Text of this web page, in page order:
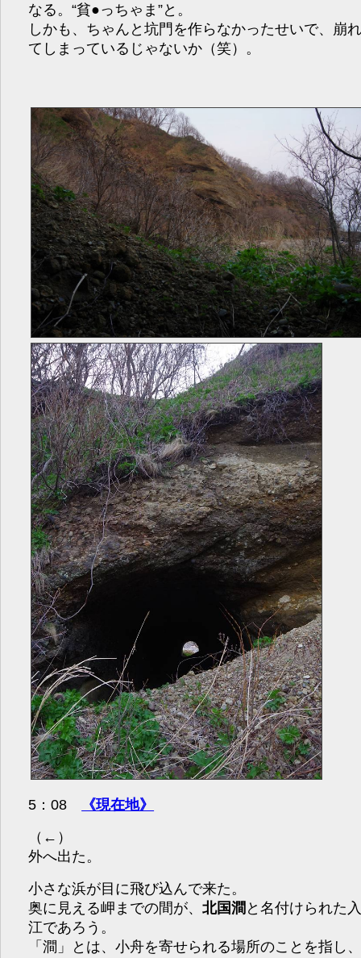
なる。“貧●っちゃま”と。
しかも、ちゃんと坑門を作らなかったせいで、崩
てしまっているじゃないか（笑）。
5：08
《現在地》
（←）
外へ出た。
小さな浜が目に飛び込んで来た。
奥に見える岬までの間が、北国澗 と名付けられた
江であろう。
「澗」とは、小舟を寄せられる場所のことを指し